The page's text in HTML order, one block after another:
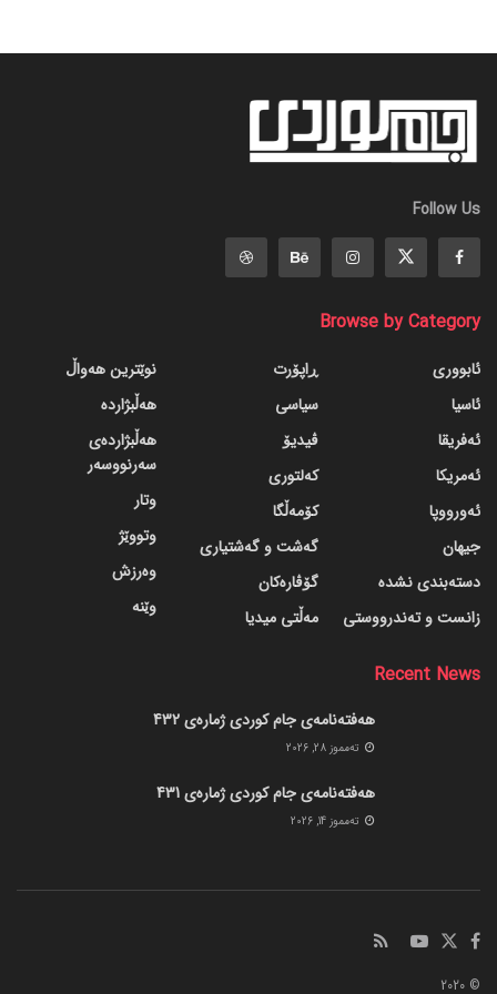
Follow Us
Browse by Category
ئابووری
ئاسیا
ئەفریقا
ئەمریکا
ئەورووپا
جیهان
دسته‌بندی نشده
زانست و تەندرووستی
ڕاپۆرت
سیاسی
ڤیدیۆ
کەلتوری
کۆمەڵگا
گه‌شت و گه‌شتیاری
گۆڤاره‌کان
مەڵتی میدیا
نوێترین هەواڵ
هەڵبژاردە
هەڵبژاردەی
سەرنووسەر
وتار
وتووێژ
وەرزش
وێنە
Recent News
هەفتەنامەی جام کوردی ژمارەی 432
ته‌مموز 28, 2026
هەفتەنامەی جام کوردی ژمارەی 431
ته‌مموز 14, 2026
© 2020